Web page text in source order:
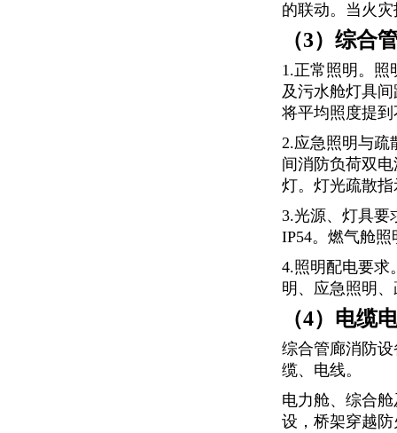
的联动。当火
（3）综合
1.正常照明。照
及污水舱灯具
将平均照度提
2.应急照明与疏
间消防负荷双
灯。灯光疏散
3.光源、灯具要
IP54。燃气舱
4.照明配电要求
明、应急照明
（4）电缆
综合管廊消防
缆、电线。
电力舱、综合
设，桥架穿越